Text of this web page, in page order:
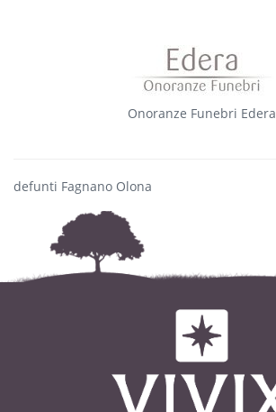
Onoranze Funebri Edera
defunti Fagnano Olona